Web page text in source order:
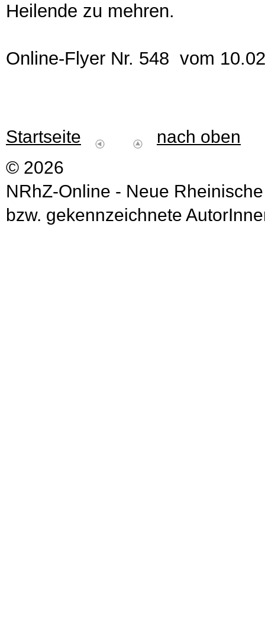
Heilende zu mehren.
Online-Flyer Nr. 548 vom
Startseite
nach oben
© 2026
NRhZ-Online - Neue
bzw. gekennzeichnete